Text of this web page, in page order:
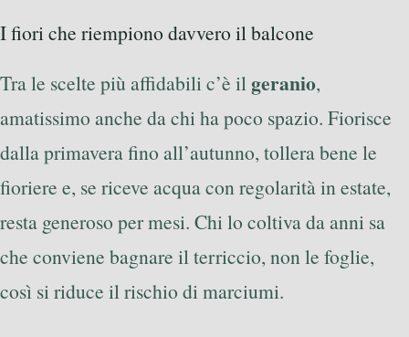
I fiori che riempiono davvero il balcone
Tra le scelte più affidabili c’è ilgeranio,
amatissimo anche da chi ha poco spazio. Fiorisce
dalla primavera fino all’autunno, tollera bene le
fioriere e, se riceve acqua con regolarità in estate,
resta generoso per mesi. Chi lo coltiva da anni sa
che conviene bagnare il terriccio, non le foglie,
così si riduce il rischio di marciumi.